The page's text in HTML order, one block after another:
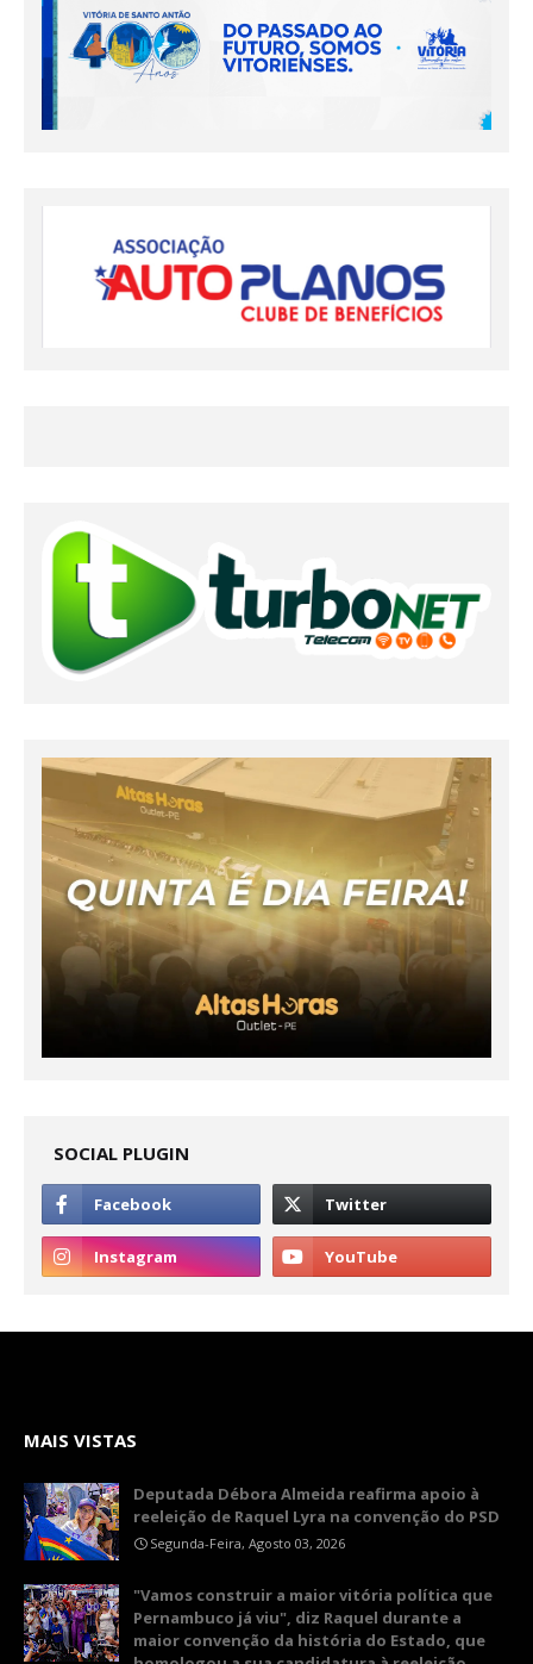
SOCIAL PLUGIN
MAIS VISTAS
Deputada Débora Almeida reafirma apoio à
reeleição de Raquel Lyra na convenção do PSD
Segunda-Feira, Agosto 03, 2026
"Vamos construir a maior vitória política que
Pernambuco já viu", diz Raquel durante a
maior convenção da história do Estado, que